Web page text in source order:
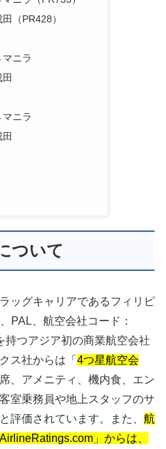
（PR428）
ニラ
ニラ
ついて
ッグキャリアであるフィリピ
PAL、航空会社コード：
持つアジア初の商業航空会社
ス社からは「 4つ星航空会
、アメニティ、機内食、エン
室乗務員や地上スタッフのサ
評価されています。また、 航
」からは、